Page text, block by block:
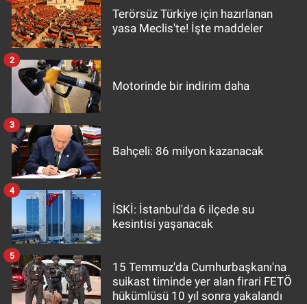
Terörsüz Türkiye için hazırlanan
yasa Meclis'te! İşte maddeler
Motorinde bir indirim daha
2
Bahçeli: 86 milyon kazanacak
3
İSKİ: İstanbul'da 6 ilçede su
kesintisi yaşanacak
4
15 Temmuz'da Cumhurbaşkanı'na
suikast timinde yer alan firari FETÖ
hükümlüsü 10 yıl sonra yakalandı
5